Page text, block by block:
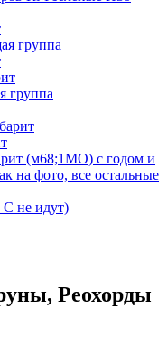
группа
группа
(м68;1МО) с годом и
на фото, все остальные
не идут)
Реохорды